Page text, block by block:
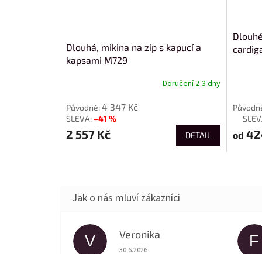
Dlouhá, mikina na zip s kapucí a
kapsami M729
Doručení 2-3 dny
4 347 Kč
–41 %
2 557 Kč DETAIL od
V Veronika
Hodnocení obchodu je 5 z 5 hvězdiček.
30.6.2026
F